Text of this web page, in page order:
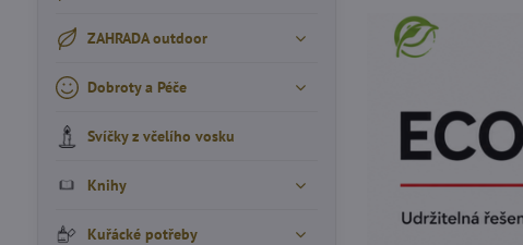
ZAHRADA outdoor
Dobroty a Péče
Svíčky z včelího vosku
Knihy
Kuřácké potřeby